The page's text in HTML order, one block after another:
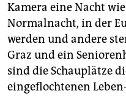
Kamera eine Nacht
Normalnacht, in der
werden und andere
Graz und ein
sind die Schauplätze
eingeflochtenen